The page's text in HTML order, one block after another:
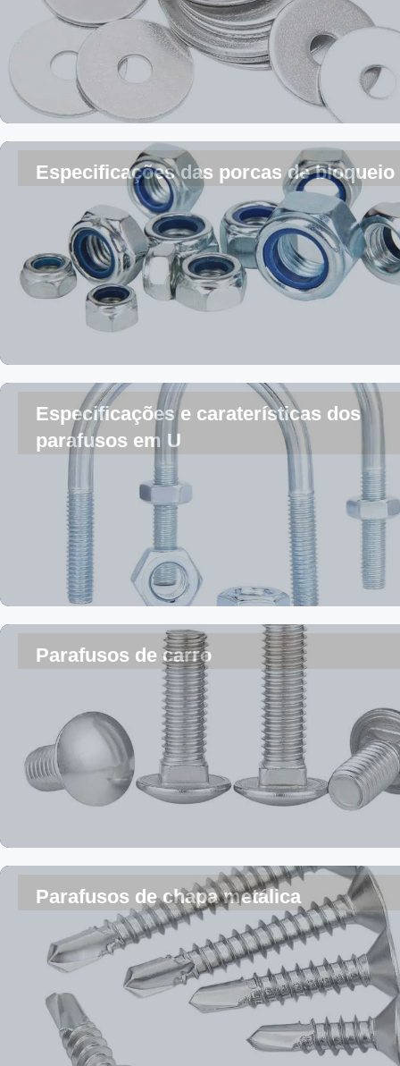
Especificações das porcas de bloqueio
Especificações e caraterísticas dos
parafusos em U
Parafusos de carro
Parafusos de chapa metálica